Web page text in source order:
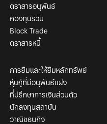
ตราสารอนุพันธ์
กองทุนรวม
Block Trade
ตราสารหนี้
การยืมและให้ยืมหลักทรัพย์
หุ้นกู้ที่มีอนุพันธ์แฝง
ที่ปรึกษาการเงินส่วนตัว
นักลงทุนสถาบัน
วาณิชธนกิจ